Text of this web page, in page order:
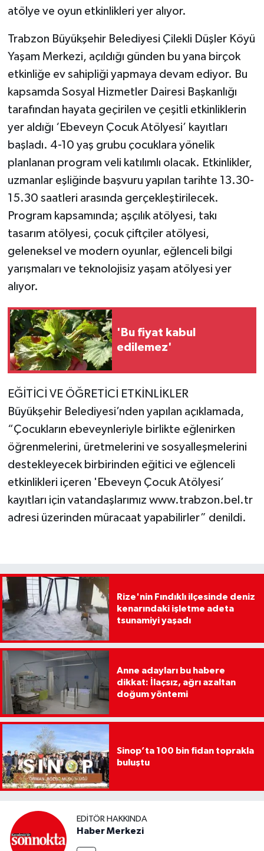
atölye ve oyun etkinlikleri yer alıyor.
Trabzon Büyükşehir Belediyesi Çilekli Düşler Köyü
Yaşam Merkezi, açıldığı günden bu yana birçok
etkinliğe ev sahipliği yapmaya devam ediyor. Bu
kapsamda Sosyal Hizmetler Dairesi Başkanlığı
tarafından hayata geçirilen ve çeşitli etkinliklerin
yer aldığı ‘Ebeveyn Çocuk Atölyesi’ kayıtları
başladı. 4-10 yaş grubu çocuklara yönelik
planlanan program veli katılımlı olacak. Etkinlikler,
uzmanlar eşliğinde başvuru yapılan tarihte 13.30-
15.30 saatleri arasında gerçekleştirilecek.
Program kapsamında; aşçılık atölyesi, takı
tasarım atölyesi, çocuk çiftçiler atölyesi,
geleneksel ve modern oyunlar, eğlenceli bilgi
yarışmaları ve teknolojisiz yaşam atölyesi yer
alıyor.
'Bu fiyat kabul
edilemez'
EĞİTİCİ VE ÖĞRETİCİ ETKİNLİKLER
Büyükşehir Belediyesi’nden yapılan açıklamada,
“Çocukların ebeveynleriyle birlikte eğlenirken
öğrenmelerini, üretmelerini ve sosyalleşmelerini
destekleyecek birbirinden eğitici ve eğlenceli
etkinlikleri içeren 'Ebeveyn Çocuk Atölyesi’
kayıtları için vatandaşlarımız www.trabzon.bel.tr
adresi üzerinden müracaat yapabilirler” denildi.
Rize'nin Fındıklı ilçesinde deniz
kenarındaki işletme adeta
tsunamiyi yaşadı
Anne adayları bu habere
dikkat: İlaçsız, ağrı azaltan
doğum yöntemi
Sinop’ta 100 bin fidan toprakla
buluştu
EDITÖR HAKKINDA
Haber Merkezi